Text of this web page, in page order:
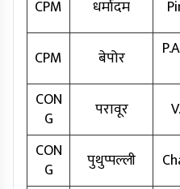
CPM धर्मादम
CPM
बेपोर
CON
G
परावूर
CON
G
पुथुप्पल्ली